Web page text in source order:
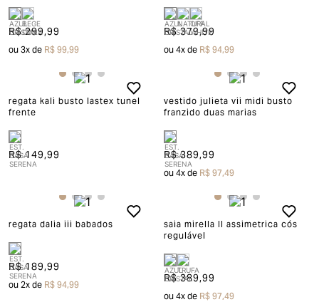
R$ 299,99
ou3x deR$ 99,99
R$ 379,99
ou4x deR$ 94,99
regata kali busto lastex tunel
frente
R$ 149,99
vestido julieta vii midi busto
franzido duas marias
R$ 389,99
ou4x deR$ 97,49
regata dalia iii babados
R$ 189,99
ou2x deR$ 94,99
saia mirella II assimetrica cós
regulável
R$ 389,99
ou4x deR$ 97,49